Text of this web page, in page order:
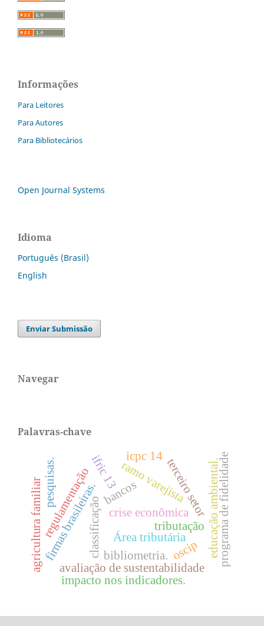
Informações
Para Leitores
Para Autores
Para Bibliotecários
Open Journal Systems
Idioma
Português (Brasil)
English
Enviar Submissão
Navegar
Palavras-chave
classificação Área tributária
tributação
firmas brasileiras.
avaliação de sustentabilidade
agricultura familiar bibliometria.
bancos
crise econômica
impacto nos indicadores.
regulamentação
pesquisas. terceiro setor
oscip
ramo varejista educação ambiental.
ifric 13 programa de fidelidade
icpc 14